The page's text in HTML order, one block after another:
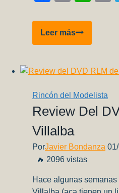
Leer másEntrevista
a
Manuel
Rincón del Modelista
Review Del
Villalba
PorJavier Bondanza
🔥 2096 vistas
Hace algunas